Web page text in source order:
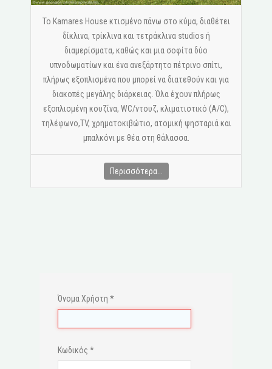
Το Kamares House κτισμένο πάνω στο κύμα, διαθέτει
δίκλινα, τρίκλινα και τετράκλινα studios ή
διαμερίσματα, καθώς και μια σοφίτα δύο
υπνοδωματίων και ένα ανεξάρτητο πέτρινο σπίτι,
πλήρως εξοπλισμένα που μπορεί να διατεθούν και για
διακοπές μεγάλης διάρκειας. Όλα έχουν πλήρως
εξοπλισμένη κουζίνα, WC/ντουζ, κλιματιστικό (A/C),
τηλέφωνο,ΤV, χρηματοκιβώτιο, ατομική ψησταριά και
μπαλκόνι με θέα στη θάλασσα.
Περισσότερα...
Όνομα Χρήστη *
Κωδικός *